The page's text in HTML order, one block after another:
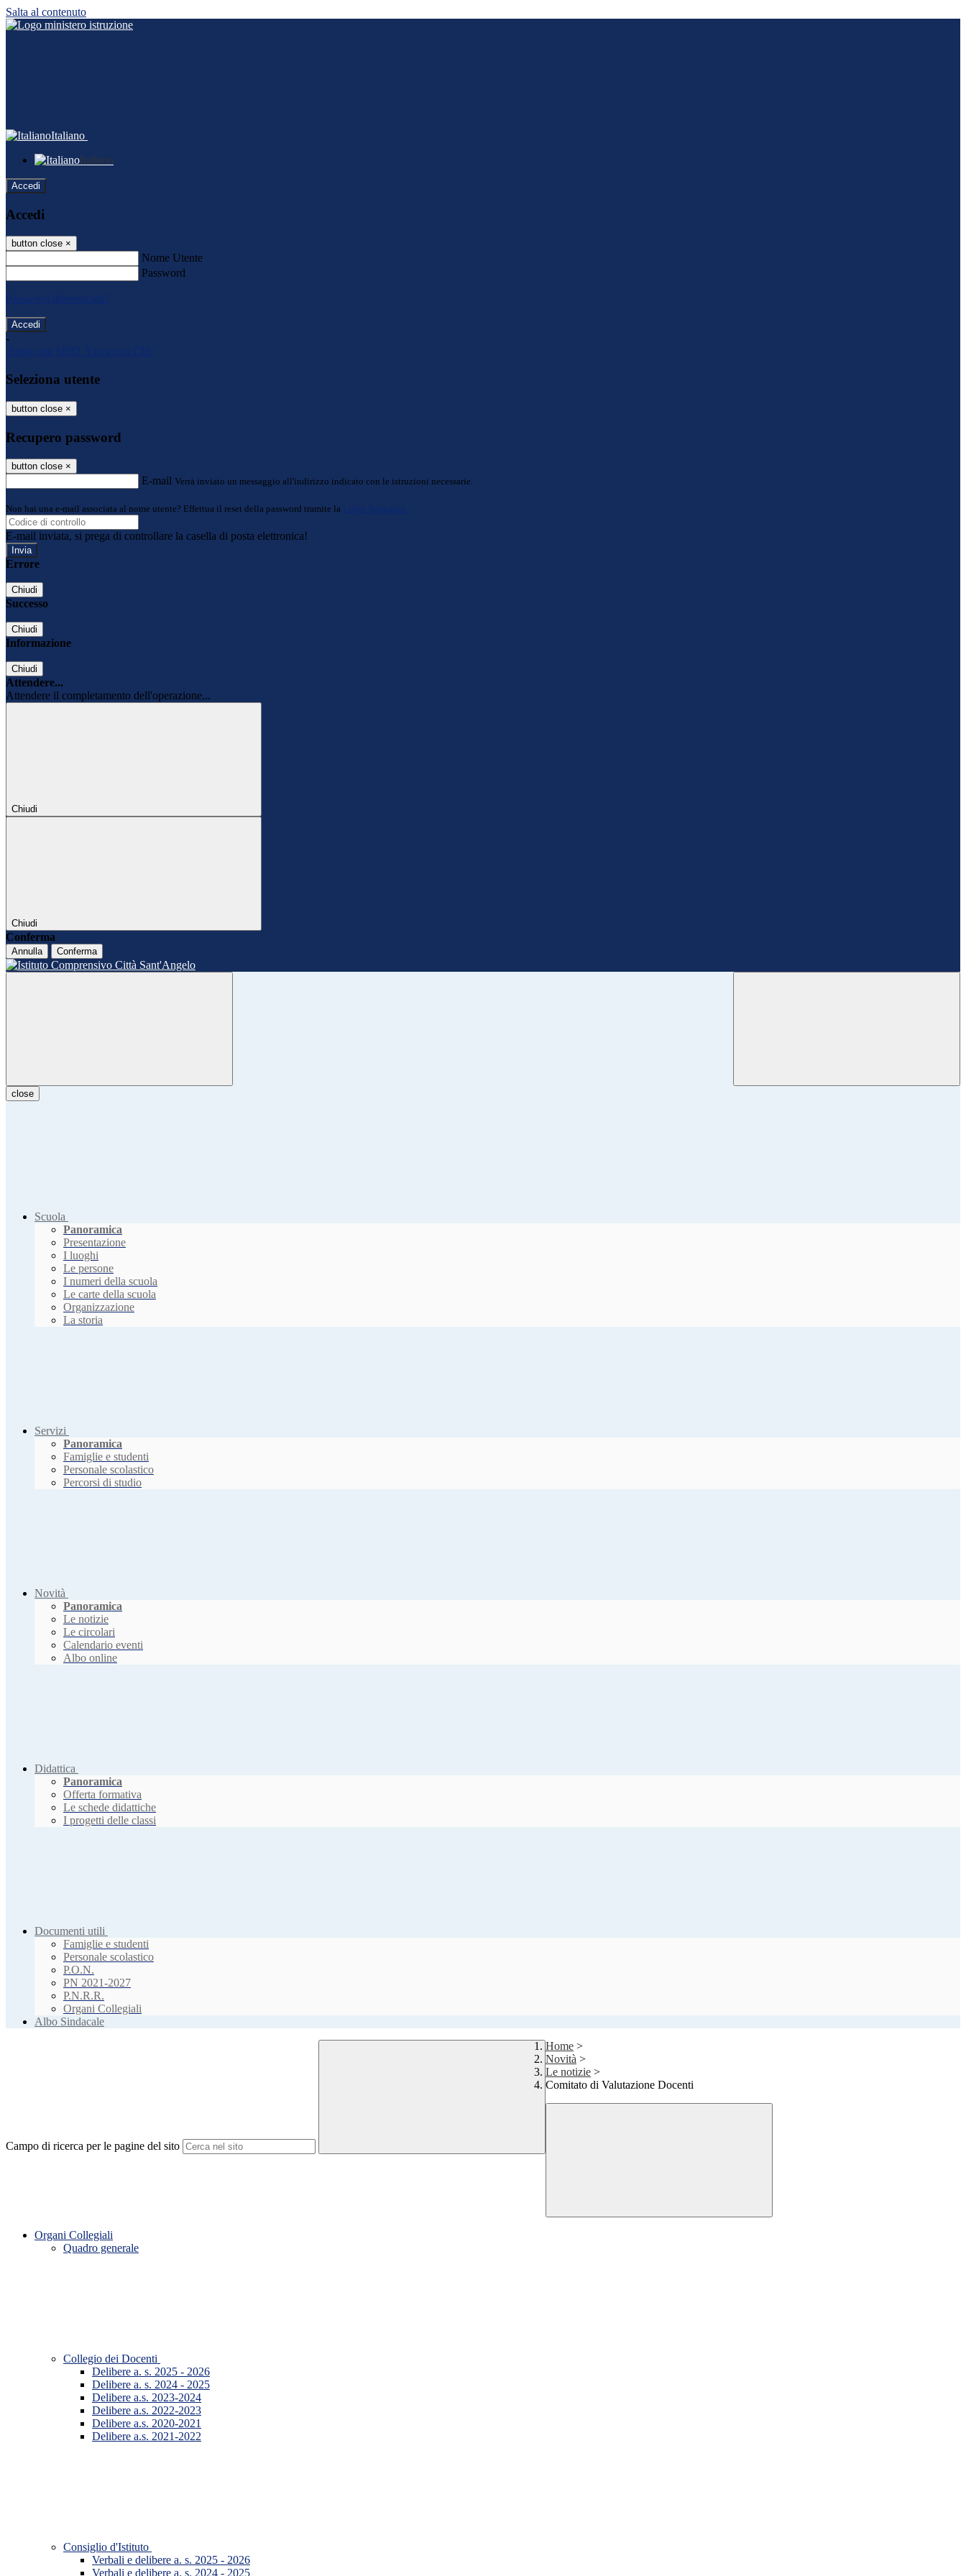
Salta al contenuto
Italiano
Italiano
Accedi
Accedi
button close ×
Nome Utente
Password
Password dimenticata?
-
Entra con SPID
Entra con CIE
Seleziona utente
button close ×
Recupero password
button close ×
E-mail Verrà inviato un messaggio all'indirizzo indicato con le istruzioni necessarie.
Non hai una e-mail associata al nome utente? Effettua il reset della password tramite la Login Spaggiari
E-mail inviata, si prega di controllare la casella di posta elettronica!
Errore
Chiudi
Successo
Chiudi
Informazione
Chiudi
Attendere...
Attendere il completamento dell'operazione...
Chiudi
Chiudi
Conferma
Annulla Conferma
close
Scuola
Panoramica
Presentazione
I luoghi
Le persone
I numeri della scuola
Le carte della scuola
Organizzazione
La storia
Servizi
Panoramica
Famiglie e studenti
Personale scolastico
Percorsi di studio
Novità
Panoramica
Le notizie
Le circolari
Calendario eventi
Albo online
Didattica
Panoramica
Offerta formativa
Le schede didattiche
I progetti delle classi
Documenti utili
Famiglie e studenti
Personale scolastico
P.O.N.
PN 2021-2027
P.N.R.R.
Organi Collegiali
Albo Sindacale
Campo di ricerca per le pagine del sito
Home >
Novità >
Le notizie >
Comitato di Valutazione Docenti
Organi Collegiali
Quadro generale
Collegio dei Docenti
Delibere a. s. 2025 - 2026
Delibere a. s. 2024 - 2025
Delibere a.s. 2023-2024
Delibere a.s. 2022-2023
Delibere a.s. 2020-2021
Delibere a.s. 2021-2022
Consiglio d'Istituto
Verbali e delibere a. s. 2025 - 2026
Verbali e delibere a. s. 2024 - 2025